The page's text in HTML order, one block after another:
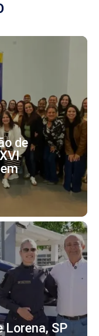
de
Lorena, SP